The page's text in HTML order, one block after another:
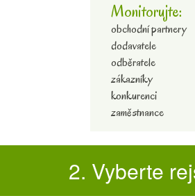
Monitorujte:
obchodní partnery
dodavatele
odběratele
zákazníky
konkurenci
zaměstnance
2. Vyberte